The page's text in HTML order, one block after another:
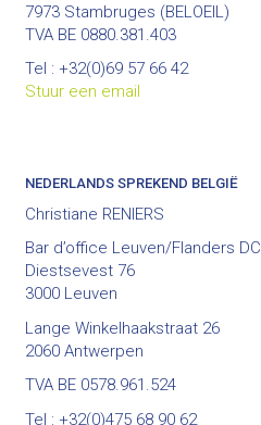
7973 Stambruges (BELOEIL)
TVA BE 0880.381.403
Tel : +32(0)69 57 66 42
Stuur een email
NEDERLANDS SPREKEND BELGIË
Christiane RENIERS
Bar d’office Leuven/Flanders DC
Diestsevest 76
3000 Leuven
Lange Winkelhaakstraat 26
2060 Antwerpen
TVA BE 0578.961.524
Tel : +32(0)475 68 90 62